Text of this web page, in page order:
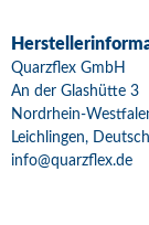
Quarzflex GmbH
An der Glashütte 3
Nordrhein-
Leichlingen,
info@quarzflex.de